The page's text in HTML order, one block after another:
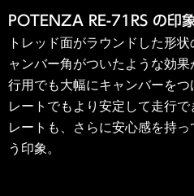
POTENZA RE-71RS の印
トレッド面がラウンドした形
ャンバー角がついたような効
行用でも大幅にキャンバーをつ
レートでもより安定して走行
レートも、さらに安心感を持
う印象。